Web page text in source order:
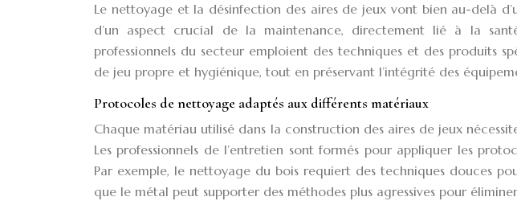
Le nettoyage et la désinfection des aires de jeux vont bien au-delà
d’un aspect crucial de la maintenance, directement lié à la
professionnels du secteur emploient des techniques et des produits
de jeu propre et hygiénique, tout en préservant l’intégrité des
Protocoles de nettoyage adaptés aux différents matériaux
Chaque matériau utilisé dans la construction des aires de jeux
Les professionnels de l’entretien sont formés pour appliquer les
Par exemple, le nettoyage du bois requiert des techniques douces
que le métal peut supporter des méthodes plus agressives pour